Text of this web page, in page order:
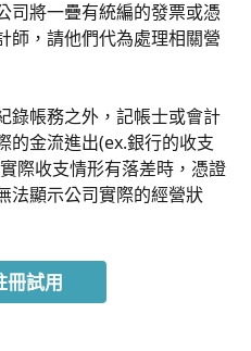
司將一疊有統編的發票或憑
師，請他們代為處理相關營
錄帳務之外，記帳士或會計
的金流進出(ex.銀行的收支
際收支情形有落差時，憑證
法顯示公司實際的經營狀
冊試用